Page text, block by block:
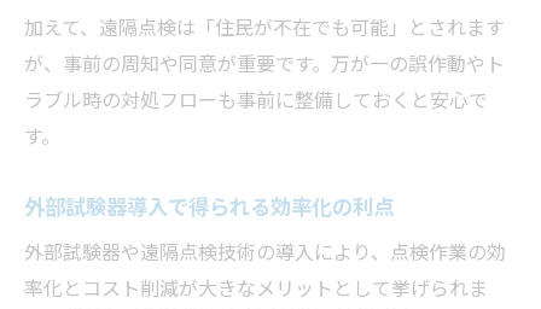
加えて、遠隔点検は「住民が不在でも可能」とされます
が、事前の周知や同意が重要です。万が一の誤作動やト
ラブル時の対処フローも事前に整備しておくと安心で
す。
外部試験器導入で得られる効率化の利点
外部試験器や遠隔点検技術の導入により、点検作業の効
率化とコスト削減が大きなメリットとして挙げられま